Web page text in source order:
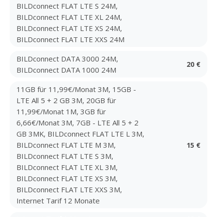
BILDconnect FLAT LTE S 24M,
BILDconnect FLAT LTE XL 24M,
BILDconnect FLAT LTE XS 24M,
BILDconnect FLAT LTE XXS 24M
BILDconnect DATA 3000 24M,
BILDconnect DATA 1000 24M
20 €
11GB für 11,99€/Monat 3M, 15GB -
LTE All 5 + 2 GB 3M, 20GB für
11,99€/Monat 1M, 3GB für
6,66€/Monat 3M, 7GB - LTE All 5 + 2
GB 3MK, BILDconnect FLAT LTE L 3M,
BILDconnect FLAT LTE M 3M,
BILDconnect FLAT LTE S 3M,
BILDconnect FLAT LTE XL 3M,
BILDconnect FLAT LTE XS 3M,
BILDconnect FLAT LTE XXS 3M,
Internet Tarif 12 Monate
15 €